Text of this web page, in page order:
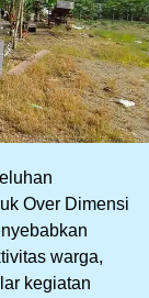
Over Dimensi
warga,
kegiatan